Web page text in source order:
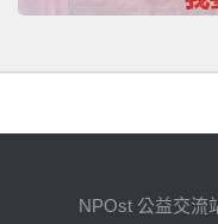
NPOst 公益交流